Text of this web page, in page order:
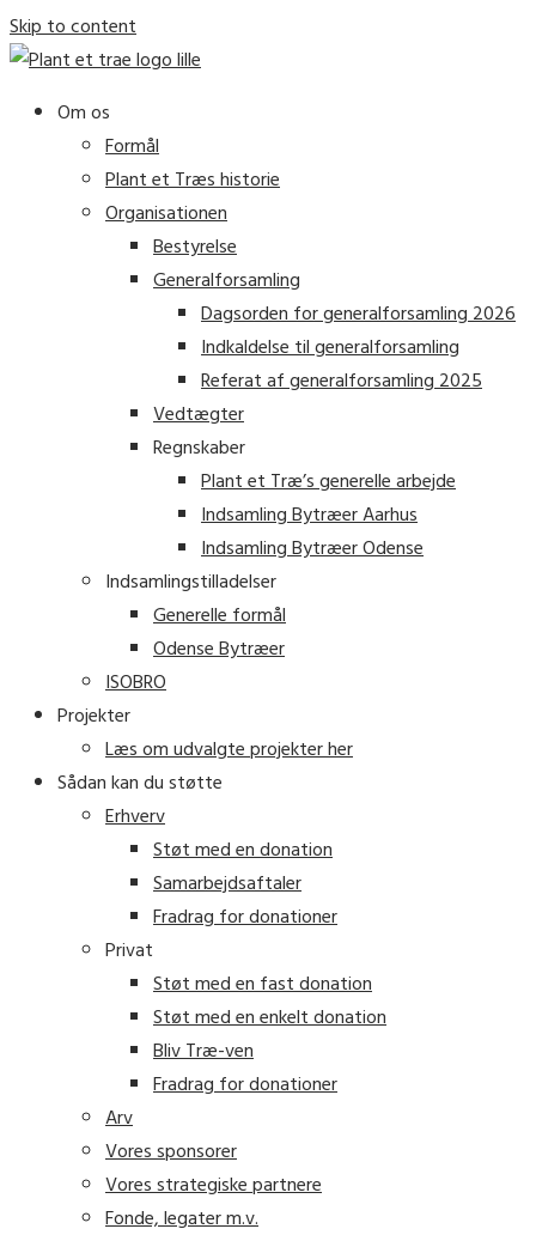
Skip to content
Om os
Formål
Plant et Træs historie
Organisationen
Bestyrelse
Generalforsamling
Dagsorden for generalforsamling 2026
Indkaldelse til generalforsamling
Referat af generalforsamling 2025
Vedtægter
Regnskaber
Plant et Træ’s generelle arbejde
Indsamling Bytræer Aarhus
Indsamling Bytræer Odense
Indsamlingstilladelser
Generelle formål
Odense Bytræer
ISOBRO
Projekter
Læs om udvalgte projekter her
Sådan kan du støtte
Erhverv
Støt med en donation
Samarbejdsaftaler
Fradrag for donationer
Privat
Støt med en fast donation
Støt med en enkelt donation
Bliv Træ-ven
Fradrag for donationer
Arv
Vores sponsorer
Vores strategiske partnere
Fonde, legater m.v.